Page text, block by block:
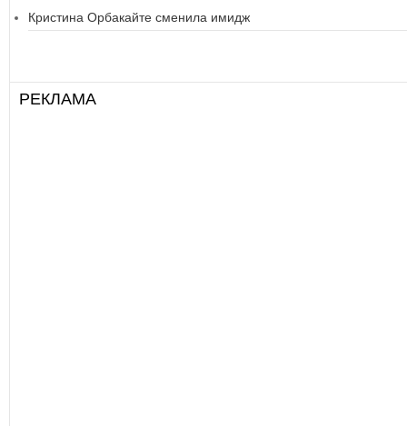
Кристина Орбакайте сменила имидж
РЕКЛАМА